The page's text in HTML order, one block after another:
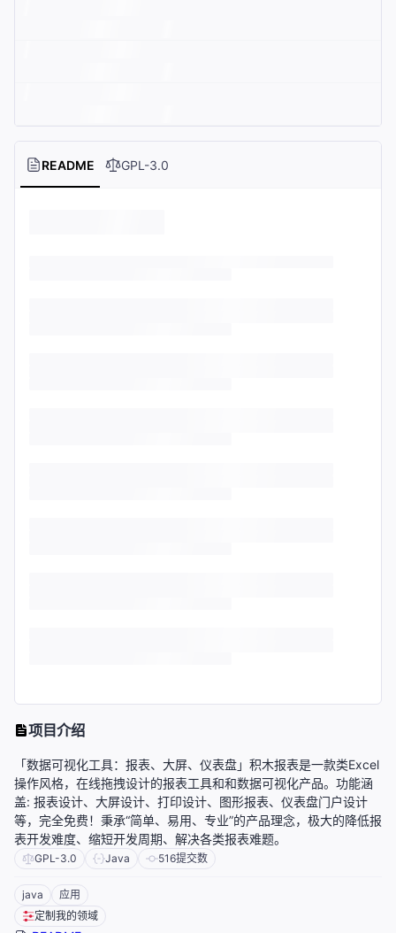
README GPL-3.0
项目介绍
「数据可视化工具：报表、大屏、仪表盘」积木报表是一款类Excel
操作风格，在线拖拽设计的报表工具和和数据可视化产品。功能涵
盖: 报表设计、大屏设计、打印设计、图形报表、仪表盘门户设计
等，完全免费！秉承“简单、易用、专业”的产品理念，极大的降低报
表开发难度、缩短开发周期、解决各类报表难题。
GPL-3.0 Java 516提交数
java
应用
定制我的领域